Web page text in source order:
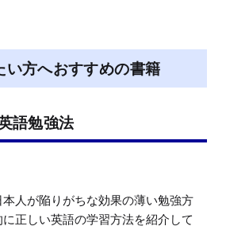
い方へおすすめの書籍
語勉強法
人が陥りがちな効果の薄い勉強方
正しい英語の学習方法を紹介して